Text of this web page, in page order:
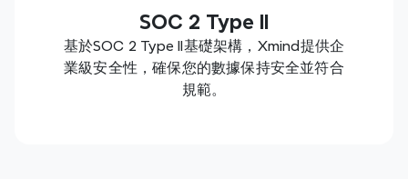
SOC 2 Type II
基於SOC 2 Type II基礎架構，Xmind提供企
業級安全性，確保您的數據保持安全並符合
規範。